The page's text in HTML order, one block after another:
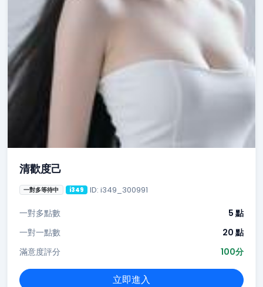
清歡度己
一對多等待中 i349 ID: i349_300991
一對多點數
5 點
一對一點數
20 點
滿意度評分
100分
立即進入